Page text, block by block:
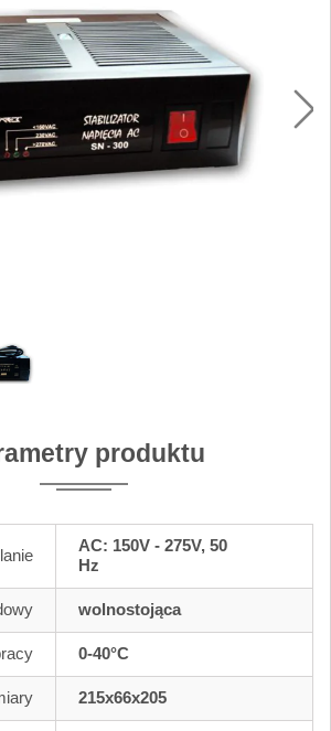
produktu
AC: 150V - 275V, 50
Hz
wolnostojąca
0-40°C
215x66x205